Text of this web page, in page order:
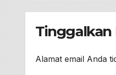
Tinggalkan
Alamat email Anda